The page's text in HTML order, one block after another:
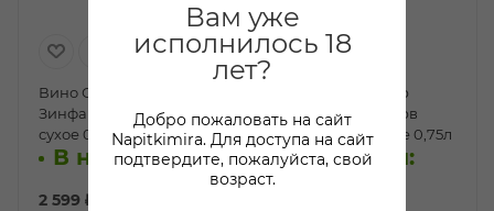
Вам уже
исполнилось 18
лет?
Добро пожаловать на сайт
Napitkimira. Для доступа на сайт
подтвердите, пожалуйста, свой
возраст.
Вино Санта Моника
Зинфандель красное
сухое 0,75л
В наличии:
2 599 ₽
Вино Зэ Дог Фазер
Зинфандель Резерв
красное полусухое 0,75л
В наличии: